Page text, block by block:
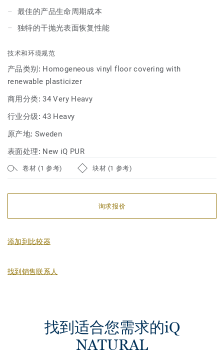
最佳的产品生命周期成本
独特的干抛光表面恢复性能
技术和环境规范
产品类别: Homogeneous vinyl floor covering with
renewable plasticizer
商用分类:34 Very Heavy
行业分级:43 Heavy
原产地: Sweden
表面处理: New iQ PUR
卷材 (1 参考) 块材 (1 参考)
询求报价
添加到比较器
找到销售联系人
找到适合您需求的iQ
NATURAL